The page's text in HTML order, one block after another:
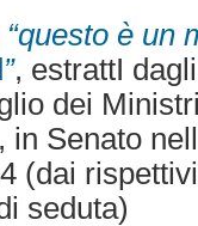
è un
”, estrattI
dei
in Senato
(dai
seduta)